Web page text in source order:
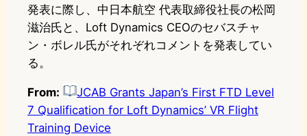
発表に際し、中日本航空 代表取締役社長の松岡
滋治氏と、Loft Dynamics CEOのセバスチャ
ン・ボレル氏がそれぞれコメントを発表してい
る。
From:
JCAB Grants Japan’s First FTD Level
7 Qualification for Loft Dynamics’ VR Flight
Training Device